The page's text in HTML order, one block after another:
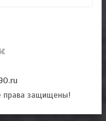
права защищены!